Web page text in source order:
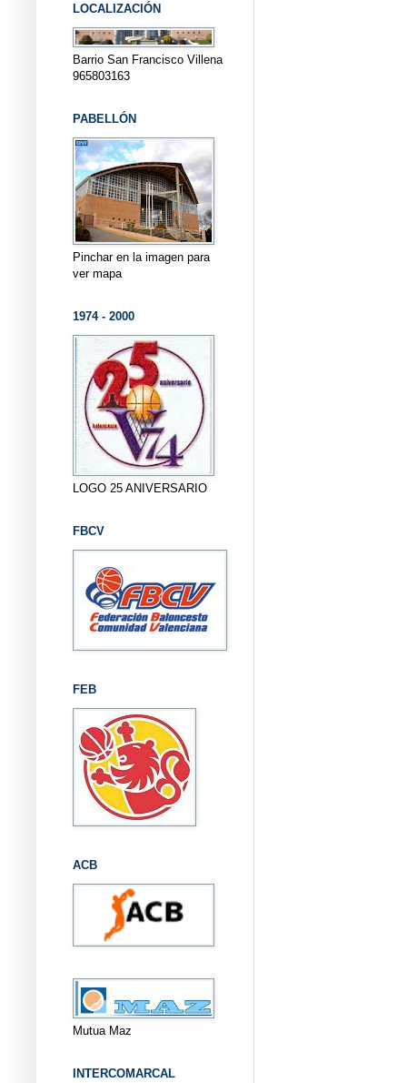
LOCALIZACIÓN
Barrio San Francisco Villena
965803163
PABELLÓN
Pinchar en la imagen para
ver mapa
1974 - 2000
LOGO 25 ANIVERSARIO
FBCV
FEB
ACB
Mutua Maz
INTERCOMARCAL